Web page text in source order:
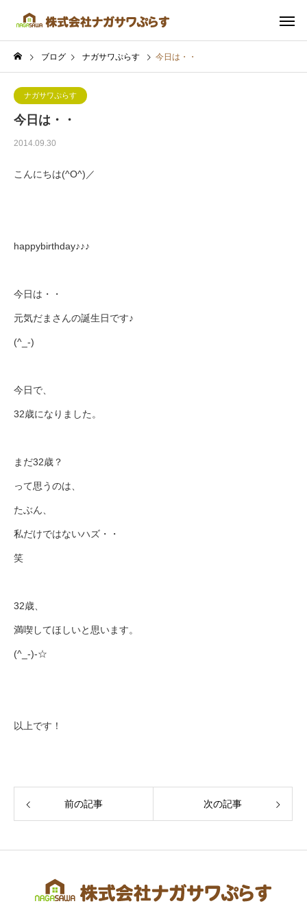
ブログ ナガサワぷらす 今日は・・
ナガサワぷらす
今日は・・
2014.09.30
こんにちは(^O^)／
happybirthday♪♪♪
今日は・・
元気だまさんの誕生日です♪
(^_-)
今日で、
32歳になりました。
まだ32歳？
って思うのは、
たぶん、
私だけではないハズ・・
笑
32歳、
満喫してほしいと思います。
(^_-)-☆
以上です！
前の記事 次の記事